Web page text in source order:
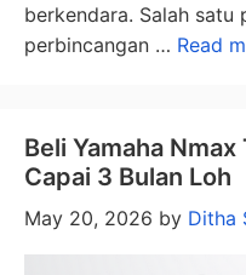
berkendara. Salah satu
perbincangan … Read
Beli Yamaha
Capai 3 Bulan Loh
May 20, 2026 by Ditha